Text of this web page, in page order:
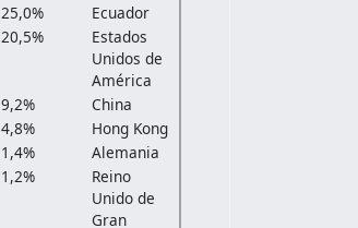
25,0%
Ecuador
20,5%
Estados
Unidos de
América
9,2%
China
4,8%
Hong Kong
1,4%
Alemania
1,2%
Reino
Unido de
Gran